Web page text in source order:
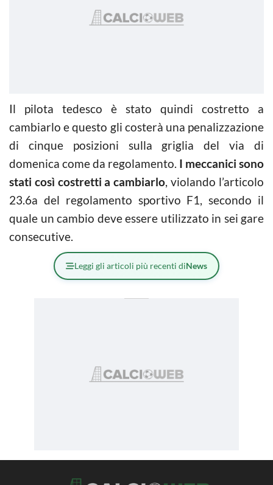
Il pilota tedesco è stato quindi costretto a
cambiarlo e questo gli costerà una penalizzazione
di cinque posizioni sulla griglia del via di
domenica come da regolamento. I meccanici sono
stati così costretti a cambiarlo, violando l’articolo
23.6a del regolamento sportivo F1, secondo il
quale un cambio deve essere utilizzato in sei gare
consecutive.
Leggi gli articoli più recenti diNews